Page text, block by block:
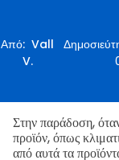
Από:Vall
V.
Στην παράδοση,
προϊόν, όπως
από αυτά τα